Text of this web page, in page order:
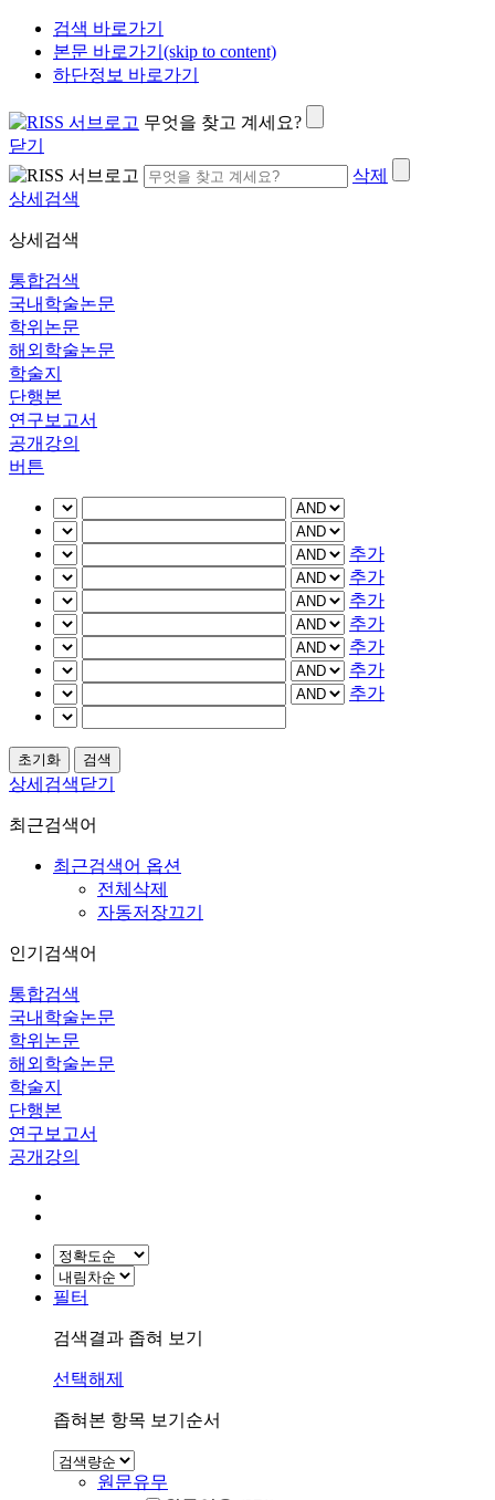
검색 바로가기
본문 바로가기(skip to content)
하단정보 바로가기
무엇을 찾고 계세요?
닫기
삭제
상세검색
상세검색
통합검색
국내학술논문
학위논문
해외학술논문
학술지
단행본
연구보고서
공개강의
버튼
추가
추가
추가
추가
추가
추가
추가
상세검색닫기
최근검색어
최근검색어 옵션
전체삭제
자동저장끄기
인기검색어
통합검색
국내학술논문
학위논문
해외학술논문
학술지
단행본
연구보고서
공개강의
필터
검색결과 좁혀 보기
선택해제
좁혀본 항목 보기순서
원문유무